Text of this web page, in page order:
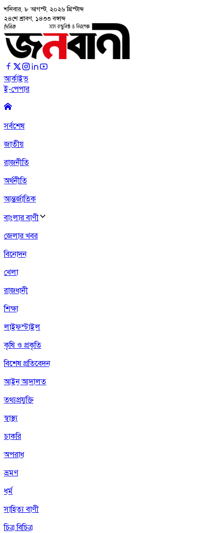
শনিবার, ৮ আগস্ট, ২০২৬ খ্রিস্টাব্দ
২৪শে শ্রাবণ, ১৪৩৩ বঙ্গাব্দ
আর্কাইভ
ই-পেপার
সর্বশেষ
জাতীয়
রাজনীতি
অর্থনীতি
আন্তর্জাতিক
বাংলার বাণী
জেলার খবর
বিনোদন
খেলা
রাজধানী
শিক্ষা
লাইফস্টাইল
কৃষি ও প্রকৃতি
বিশেষ প্রতিবেদন
আইন আদালত
তথ্যপ্রযুক্তি
স্বাস্থ্য
চাকরি
অপরাধ
ভ্রমণ
ধর্ম
সাহিত্য বাণী
চিত্র বিচিত্র